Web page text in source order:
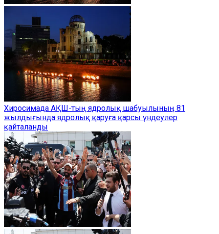
Хиросимада АҚШ-тың ядролық шабуылының 81
жылдығында ядролық қаруға қарсы үндеулер
қайталанды